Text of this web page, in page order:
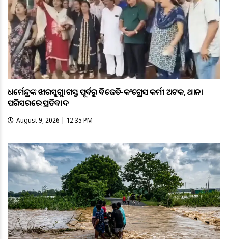
ଧର୍ମେନ୍ଦ୍ରଙ୍କ ଝାରସୁଗୁଡ଼ା ଗସ୍ତ ପୂର୍ବରୁ ବିଜେଡି-କଂଗ୍ରେସ କର୍ମୀ ଅଟକ, ଥାନା
ପରିସରରେ ପ୍ରତିବାଦ
August 9, 2026 | 12:35 PM